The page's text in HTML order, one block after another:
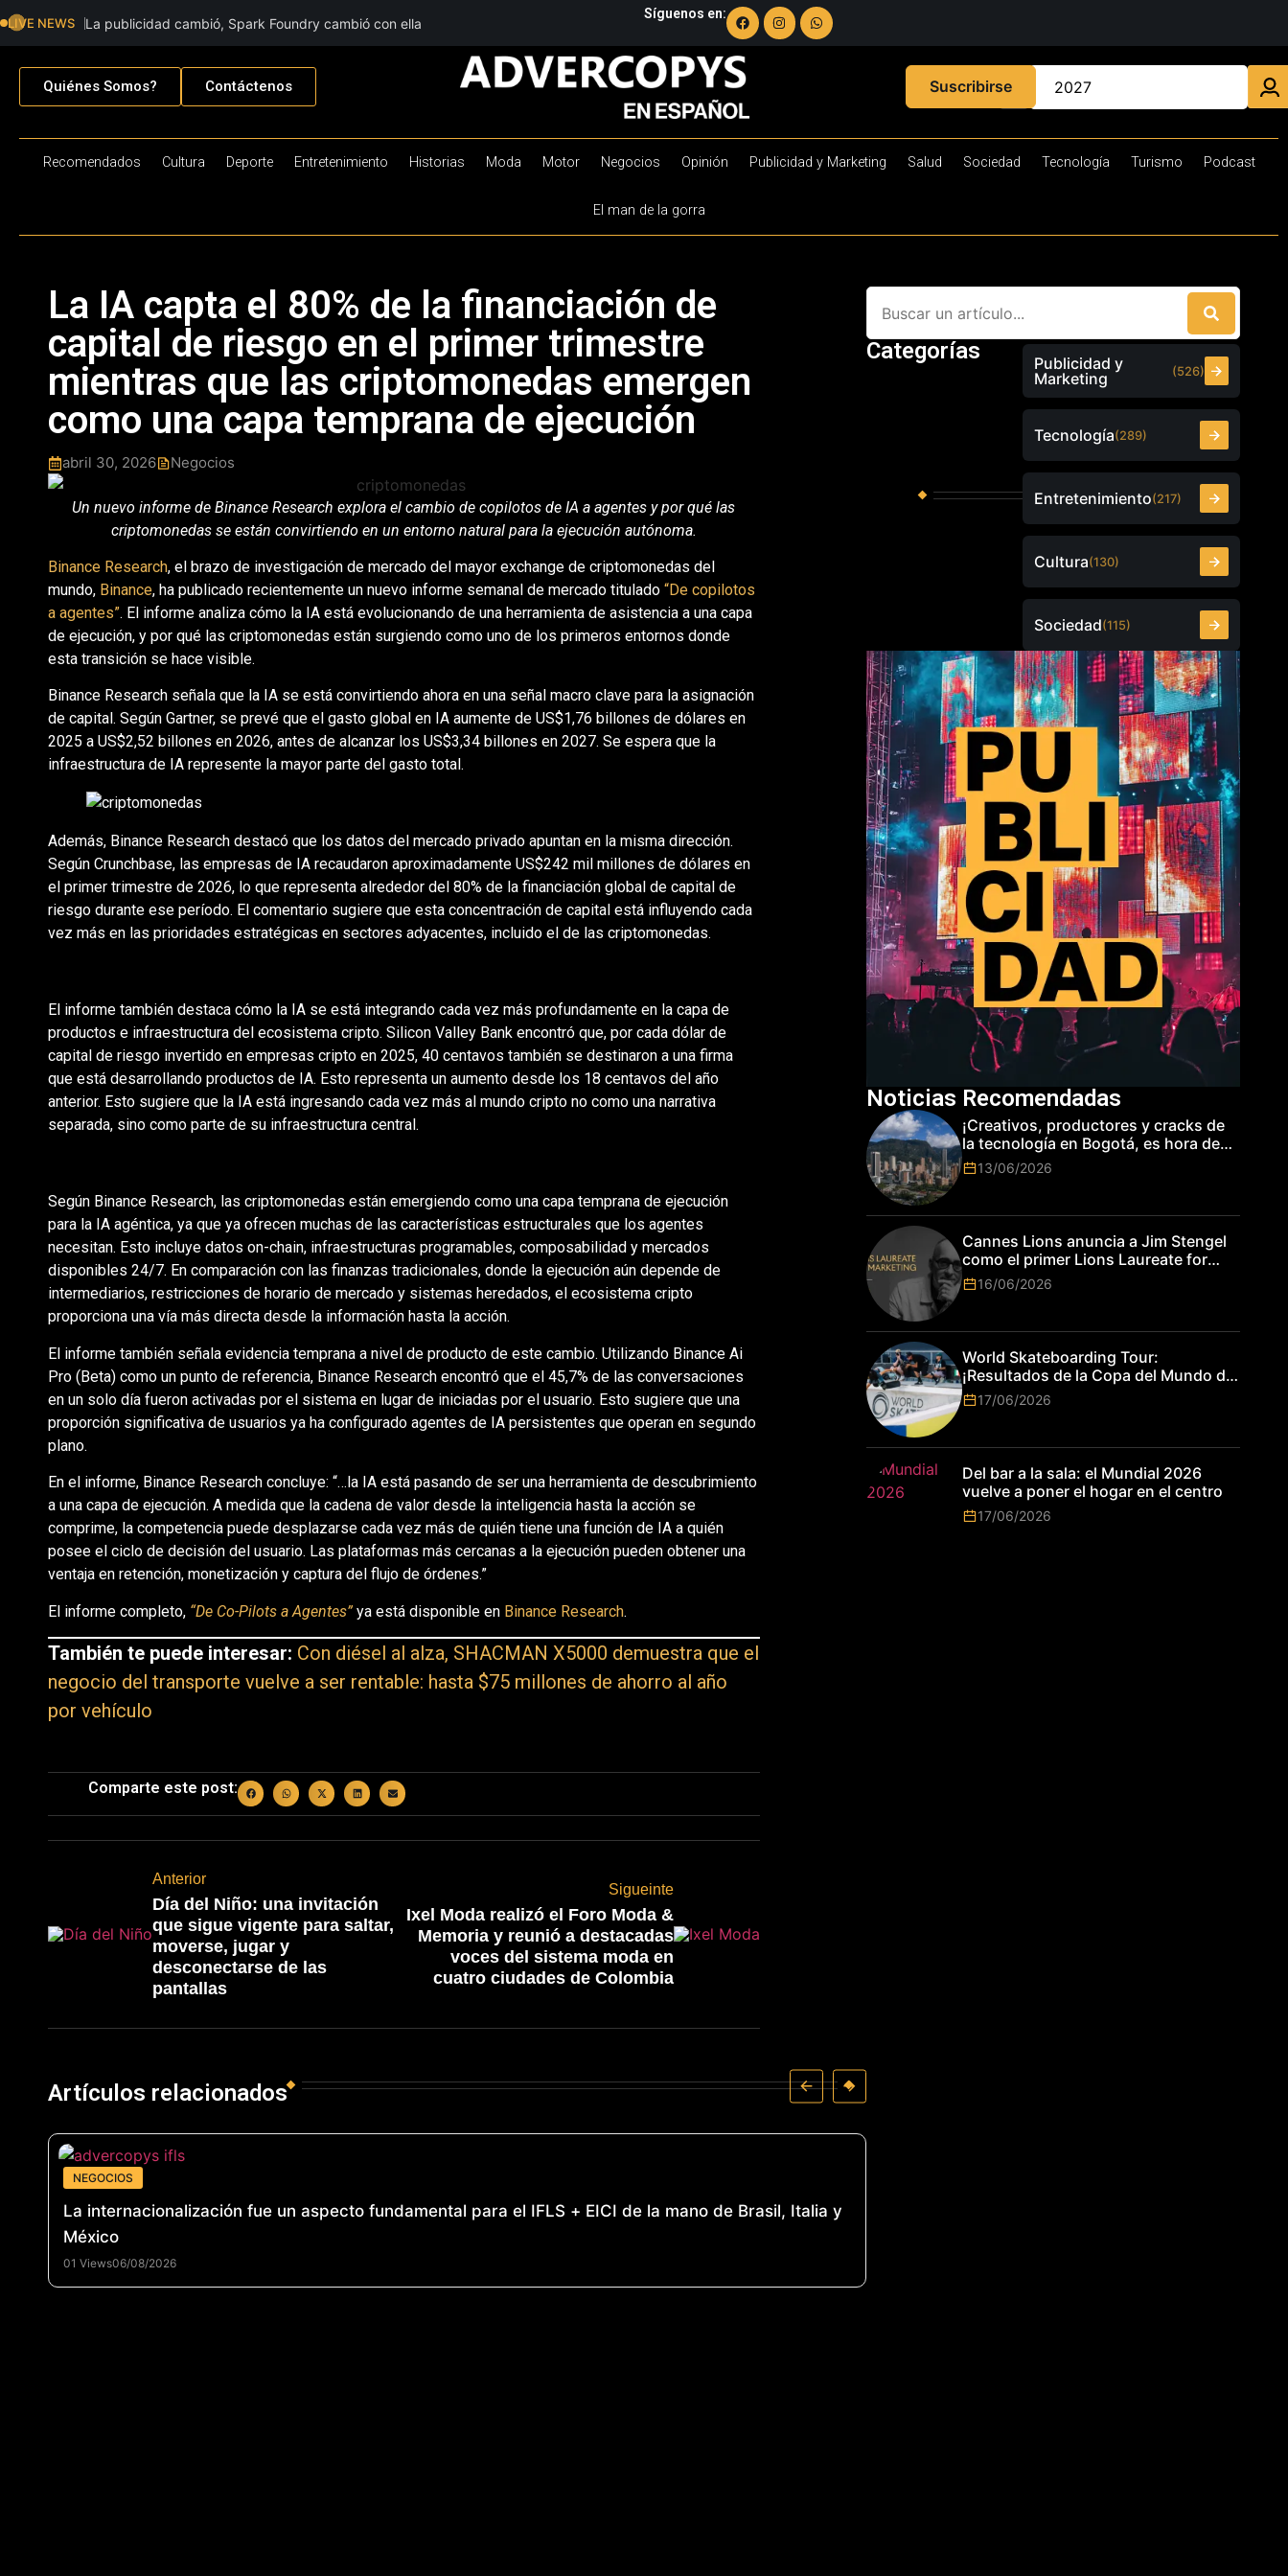
LIVE NEWS La publicidad cambió, Spark Foundry cambió con ella
Síguenos en:
Quiénes Somos? Contáctenos Suscribirse
Recomendados Cultura Deporte Entretenimiento Historias Moda Motor Negocios Opinión Publicidad y Marketing Salud Sociedad Tecnología Turismo Podcast
El man de la gorra
La IA capta el 80% de la financiación de
capital de riesgo en el primer trimestre
mientras que las criptomonedas emergen
como una capa temprana de ejecución
abril 30, 2026 Negocios
Un nuevo informe de Binance Research explora el cambio de copilotos de IA a agentes y por qué las
criptomonedas se están convirtiendo en un entorno natural para la ejecución autónoma.
Binance Research, el brazo de investigación de mercado del mayor exchange de criptomonedas del
mundo, Binance, ha publicado recientemente un nuevo informe semanal de mercado titulado “De copilotos
a agentes”. El informe analiza cómo la IA está evolucionando de una herramienta de asistencia a una capa
de ejecución, y por qué las criptomonedas están surgiendo como uno de los primeros entornos donde
esta transición se hace visible.
Binance Research señala que la IA se está convirtiendo ahora en una señal macro clave para la asignación
de capital. Según Gartner, se prevé que el gasto global en IA aumente de US$1,76 billones de dólares en
2025 a US$2,52 billones en 2026, antes de alcanzar los US$3,34 billones en 2027. Se espera que la
infraestructura de IA represente la mayor parte del gasto total.
Además, Binance Research destacó que los datos del mercado privado apuntan en la misma dirección.
Según Crunchbase, las empresas de IA recaudaron aproximadamente US$242 mil millones de dólares en
el primer trimestre de 2026, lo que representa alrededor del 80% de la financiación global de capital de
riesgo durante ese período. El comentario sugiere que esta concentración de capital está influyendo cada
vez más en las prioridades estratégicas en sectores adyacentes, incluido el de las criptomonedas.
El informe también destaca cómo la IA se está integrando cada vez más profundamente en la capa de
productos e infraestructura del ecosistema cripto. Silicon Valley Bank encontró que, por cada dólar de
capital de riesgo invertido en empresas cripto en 2025, 40 centavos también se destinaron a una firma
que está desarrollando productos de IA. Esto representa un aumento desde los 18 centavos del año
anterior. Esto sugiere que la IA está ingresando cada vez más al mundo cripto no como una narrativa
separada, sino como parte de su infraestructura central.
Según Binance Research, las criptomonedas están emergiendo como una capa temprana de ejecución
para la IA agéntica, ya que ya ofrecen muchas de las características estructurales que los agentes
necesitan. Esto incluye datos on-chain, infraestructuras programables, composabilidad y mercados
disponibles 24/7. En comparación con las finanzas tradicionales, donde la ejecución aún depende de
intermediarios, restricciones de horario de mercado y sistemas heredados, el ecosistema cripto
proporciona una vía más directa desde la información hasta la acción.
El informe también señala evidencia temprana a nivel de producto de este cambio. Utilizando Binance Ai
Pro (Beta) como un punto de referencia, Binance Research encontró que el 45,7% de las conversaciones
en un solo día fueron activadas por el sistema en lugar de iniciadas por el usuario. Esto sugiere que una
proporción significativa de usuarios ya ha configurado agentes de IA persistentes que operan en segundo
plano.
En el informe, Binance Research concluye: “…la IA está pasando de ser una herramienta de descubrimiento
a una capa de ejecución. A medida que la cadena de valor desde la inteligencia hasta la acción se
comprime, la competencia puede desplazarse cada vez más de quién tiene una función de IA a quién
posee el ciclo de decisión del usuario. Las plataformas más cercanas a la ejecución pueden obtener una
ventaja en retención, monetización y captura del flujo de órdenes.”
El informe completo, “De Co-Pilots a Agentes”ya está disponible en Binance Research.
También te puede interesar: Con diésel al alza, SHACMAN X5000 demuestra que el
negocio del transporte vuelve a ser rentable: hasta $75 millones de ahorro al año
por vehículo
Comparte este post:
Anterior
Día del Niño: una invitación
que sigue vigente para saltar,
moverse, jugar y
desconectarse de las
pantallas
Sigueinte
Ixel Moda realizó el Foro Moda &
Memoria y reunió a destacadas
voces del sistema moda en
cuatro ciudades de Colombia
Artículos relacionados
NEGOCIOS
La internacionalización fue un aspecto fundamental para el IFLS + EICI de la mano de Brasil, Italia y
México
01 Views06/08/2026
Categorías
Publicidad y
Marketing
(526)
Tecnología(289)
Entretenimiento(217)
Cultura(130)
Sociedad(115)
Noticias Recomendadas
¡Creativos, productores y cracks de
la tecnología en Bogotá, es hora de
subir de nivel! Las marcas más top
del mundo esperan por su talento.
13/06/2026
Cannes Lions anuncia a Jim Stengel
como el primer Lions Laureate for
Marketing
16/06/2026
World Skateboarding Tour:
¡Resultados de la Copa del Mundo de
Park de Roma 2026!
17/06/2026
Del bar a la sala: el Mundial 2026
vuelve a poner el hogar en el centro
17/06/2026